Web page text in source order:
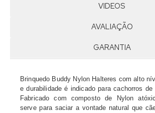
VIDEOS
AVALIAÇÃO
GARANTIA
Brinquedo Buddy Nylon Halteres com alto
e durabilidade é indicado para cachorros
Fabricado com composto de Nylon
serve para saciar a vontade natural que